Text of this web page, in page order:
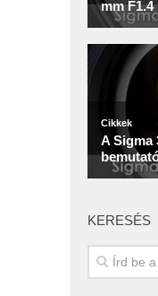
KERESÉS